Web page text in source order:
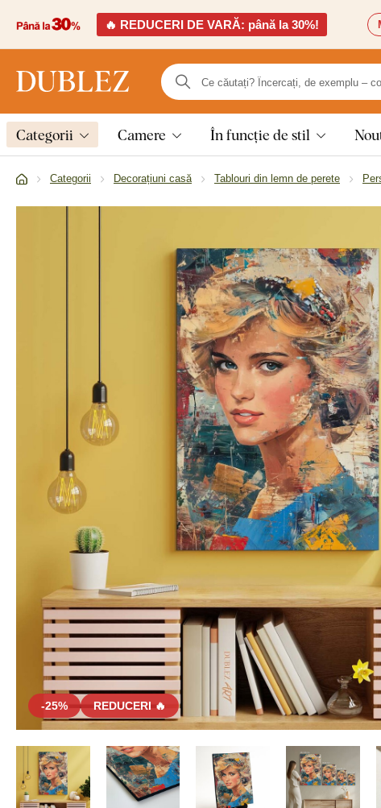
🔥 REDUCERI DE VARĂ: până la 30%!
Categorii Camere În funcție de stil
Categorii Decorațiuni casă Tablouri din lemn de perete
-25% REDUCERI 🔥